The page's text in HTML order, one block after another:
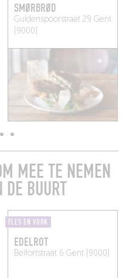
SMØRBRØD
Guldenspoorstraat 29 Gent
(9000)
MEE TE NEMEN
DE BUURT
FLES EN VORK
EDELROT
Belfortstraat 6 Gent (9000)